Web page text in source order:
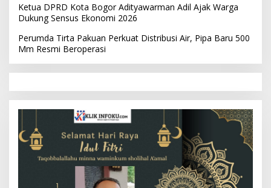
Ketua DPRD Kota Bogor Adityawarman Adil Ajak Warga
Dukung Sensus Ekonomi 2026
Perumda Tirta Pakuan Perkuat Distribusi Air, Pipa Baru 500
Mm Resmi Beroperasi